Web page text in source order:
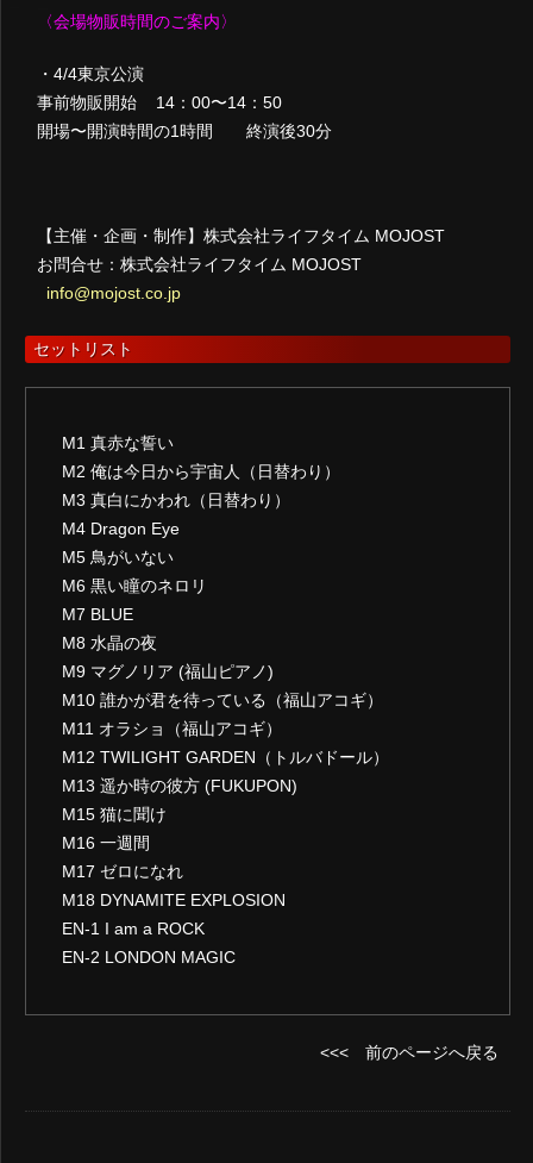
〈会場物販時間のご案内〉
・4/4東京公演
事前物販開始 14：00〜14：50
開場〜開演時間の1時間 終演後30分
【主催・企画・制作】株式会社ライフタイム MOJOST
お問合せ：株式会社ライフタイム MOJOST
info@mojost.co.jp
セットリスト
M1 真赤な誓い
M2 俺は今日から宇宙人（日替わり）
M3 真白にかわれ（日替わり）
M4 Dragon Eye
M5 鳥がいない
M6 黒い瞳のネロリ
M7 BLUE
M8 水晶の夜
M9 マグノリア (福山ピアノ)
M10 誰かが君を待っている（福山アコギ）
M11 オラショ（福山アコギ）
M12 TWILIGHT GARDEN（トルバドール）
M13 遥か時の彼方 (FUKUPON)
M15 猫に聞け
M16 一週間
M17 ゼロになれ
M18 DYNAMITE EXPLOSION
EN-1 I am a ROCK
EN-2 LONDON MAGIC
<<< 前のページへ戻る